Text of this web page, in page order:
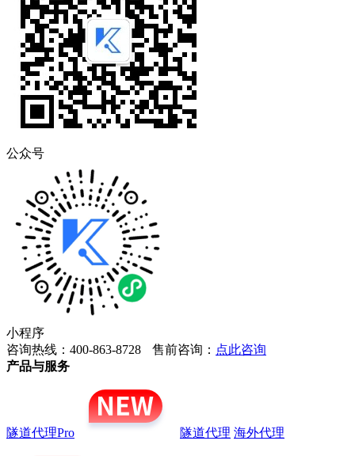
公众号
小程序
咨询热线：400-863-8728
售前咨询： 点此咨询
产品与服务
隧道代理Pro 隧道代理 海外代理